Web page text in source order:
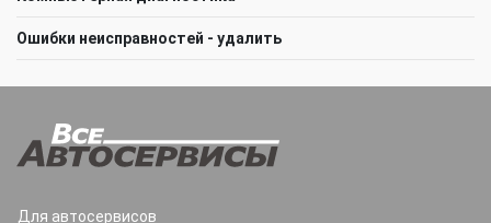
Ошибки неисправностей - удалить
Для автосервисов